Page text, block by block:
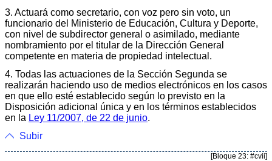
3. Actuará como secretario, con voz pero sin voto, un
funcionario del Ministerio de Educación, Cultura y Deporte,
con nivel de subdirector general o asimilado, mediante
nombramiento por el titular de la Dirección General
competente en materia de propiedad intelectual.
4. Todas las actuaciones de la Sección Segunda se
realizarán haciendo uso de medios electrónicos en los casos
en que ello esté establecido según lo previsto en la
Disposición adicional única y en los términos establecidos
en la Ley 11/2007, de 22 de junio.
Subir
[Bloque 23: #cvii]